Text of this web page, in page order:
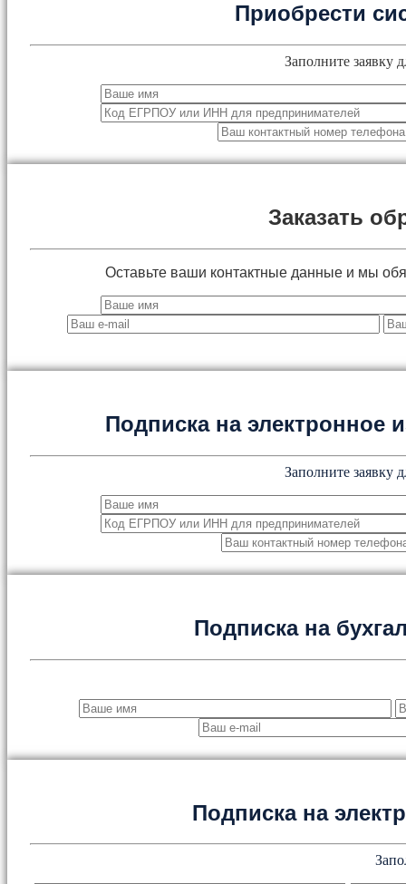
Приобрести
Заполните заявку
Заказать
Оставьте ваши контактные данные и мы
Подписка на электронное
Заполните заявку
Подписка на
Подписка на